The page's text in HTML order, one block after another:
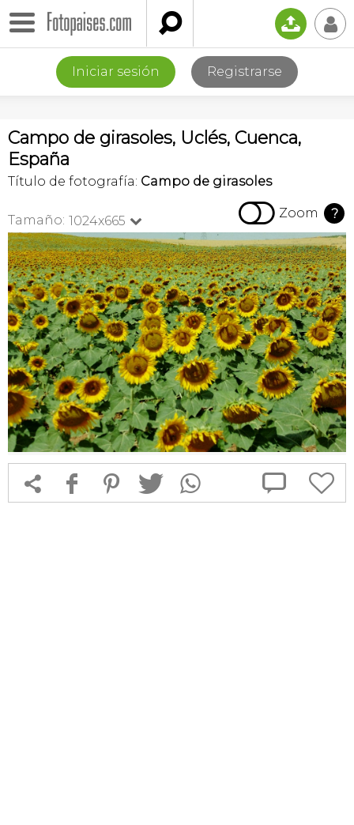
 📤 👤
Iniciar sesión Registrarse
Campo de girasoles, Uclés, Cuenca,
España
Título de fotografía: Campo de girasoles
Tamaño: 1024x665   Zoom ?
 f 1 T  